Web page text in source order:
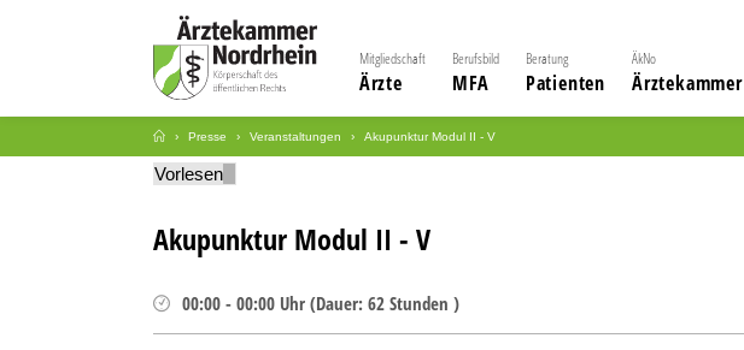
Mitgliedschaft
Ärzte
Berufsbild
MFA
Beratung
Patienten
ÄkNo
Ärztekammer
Presse Veranstaltungen Akupunktur Modul II - V
Vorlesen
Akupunktur Modul II - V
00:00 - 00:00 Uhr (Dauer: 62 Stunden )